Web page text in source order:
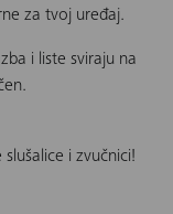
za tvoj uređaj.
i liste sviraju na
i zvučnici!